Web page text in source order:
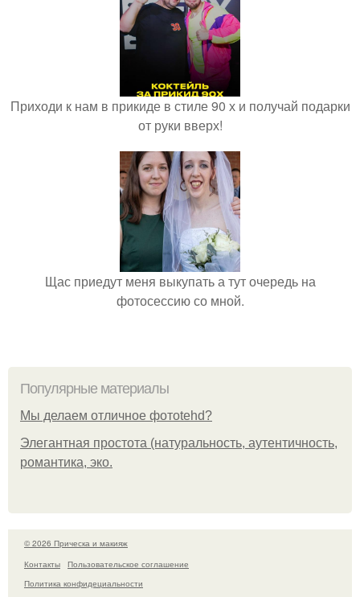
Приходи к нам в прикиде в стиле 90 х и получай подарки
от руки вверх!
Щас приедут меня выкупать а тут очередь на
фотосессию со мной.
Популярные материалы
Мы делаем отличное фотоtehd?
Элегантная простота (натуральность, аутентичность,
романтика, эко.
© 2026 Прическа и макияж
Контакты
Пользовательское соглашение
Политика конфидециальности